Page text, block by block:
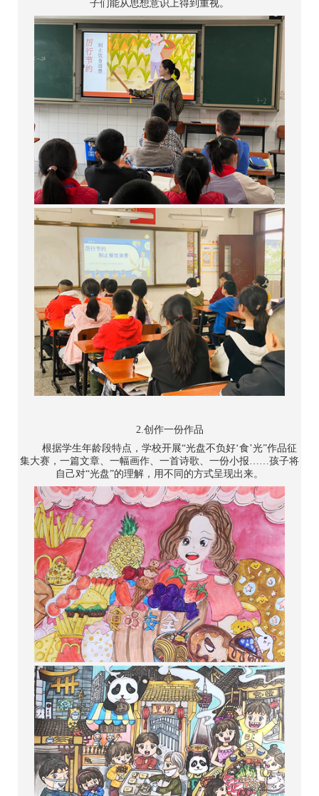
子们能从思想意识上得到重视。
2.创作一份作品
根据学生年龄段特点，学校开展“光盘不负好‘食’光”作品征
集大赛，一篇文章、一幅画作、一首诗歌、一份小报……孩子将
自己对“光盘”的理解，用不同的方式呈现出来。